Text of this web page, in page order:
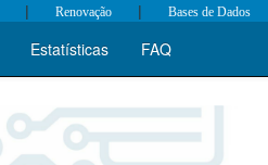
| Renovação | Bases de Dados
Estatísticas FAQ